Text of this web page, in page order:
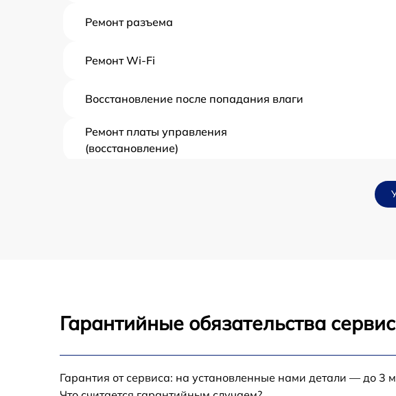
Ремонт разъема
Ремонт Wi-Fi
Восстановление после попадания влаги
Ремонт платы управления
(восстановление)
Замена процессора
Замена USB порта
Гарантийные обязательства
Гарантия от сервиса: на установленные нами детали — до 3